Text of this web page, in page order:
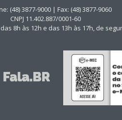
(48) 3877-9000 | Fax: (48) 3877-9060
CNPJ 11.402.887/0001-60
8h às 12h e das 13h às 17h, de